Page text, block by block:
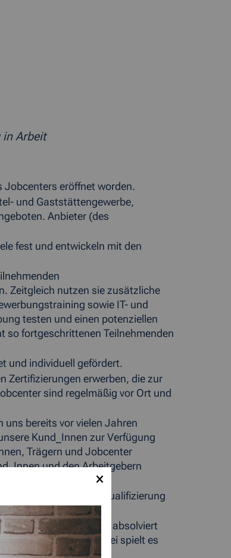
in Arbeit
Jobcenters eröffnet worden.
und Gaststätten­gewerbe,
Anbieter (des
fest und entwickeln mit den
Zeitgleich nutzen sie zusätzliche
sowie IT- und
testen und einen potenziellen
so fortgeschrittenen Teilnehmenden
und individuell gefördert.
Zertifizierungen erwerben, die zur
sind regelmäßig vor Ort und
uns bereits vor vielen Jahren
Kund_Innen zur Verfügung
Trägern und Jobcenter
und den Arbeitgebern
praktische Qualifizierung
in einzelnen Projekten absolviert
gestellt werden. Dabei spielt es